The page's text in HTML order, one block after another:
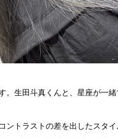
生田斗真くんと、星座が一緒
ントラストの差を出したスタ